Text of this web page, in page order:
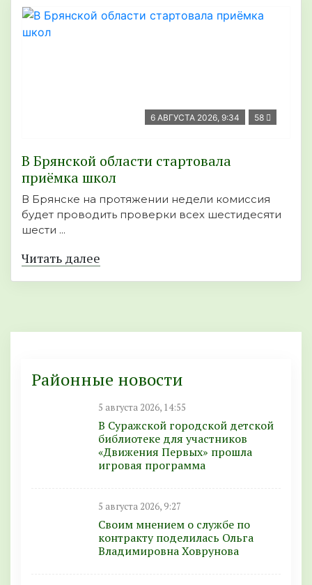
6 АВГУСТА 2026, 9:34 58
В Брянской области стартовала
приёмка школ
В Брянске на протяжении недели комиссия
будет проводить проверки всех шестидесяти
шести ...
Читать далее
Районные новости
5 августа 2026, 14:55
В Суражской городской детской
библиотеке для участников
«Движения Первых» прошла
игровая программа
5 августа 2026, 9:27
Своим мнением о службе по
контракту поделилась Ольга
Владимировна Ховрунова